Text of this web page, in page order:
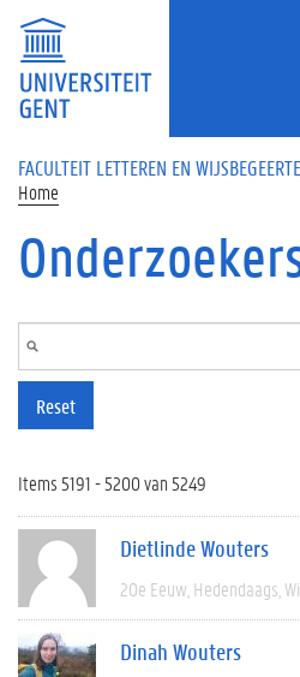
Overslaan en naar de inhoud gaan
FACULTEIT LETTEREN EN
Home
Reset
Items 5191 - 5200 van 5249
Dietlinde Wouters
20e Eeuw Hedendaags
Dinah Wouters